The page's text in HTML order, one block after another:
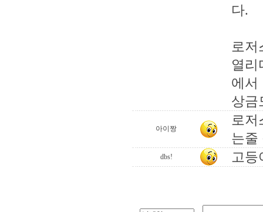
다.
로저
열리
에서
상금
아이짱
로저
는줄
dbs! 고등